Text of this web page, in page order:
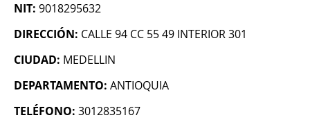
NIT: 9018295632
DIRECCIÓN: CALLE 94 CC 55 49 INTERIOR 301
CIUDAD: MEDELLIN
DEPARTAMENTO: ANTIOQUIA
TELÉFONO: 3012835167